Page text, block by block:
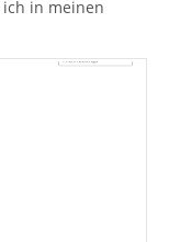
in meinen